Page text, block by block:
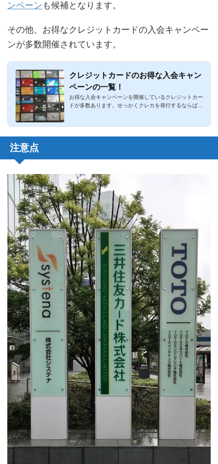
ンペーン も候補となります。
その他、お得なクレジットカードの入会キャンペー
ンが多数開催されています。
クレジットカードのお得な入会キャン
ペーンの一覧！
お得な入会キャンペーンを開催しているクレジットカー
ドが多数あります。せっかくクレカを発行するならば少
注意点